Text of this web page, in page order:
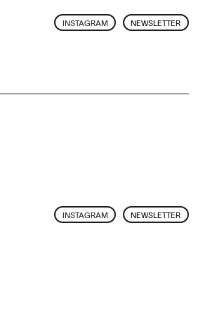
NEWSLETTER
INSTAGRAM
NEWSLETTER
INSTAGRAM